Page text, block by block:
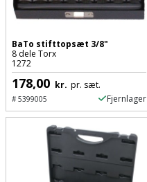
Stiksav
Stiksavsklinge
Støvblæser
Støvsugertilbehør
Svejseværk
BaTo stifttopsæt 3/8"
8 dele Torx
1272
178,00 kr. pr. sæt.
#5399005 Fjernlager